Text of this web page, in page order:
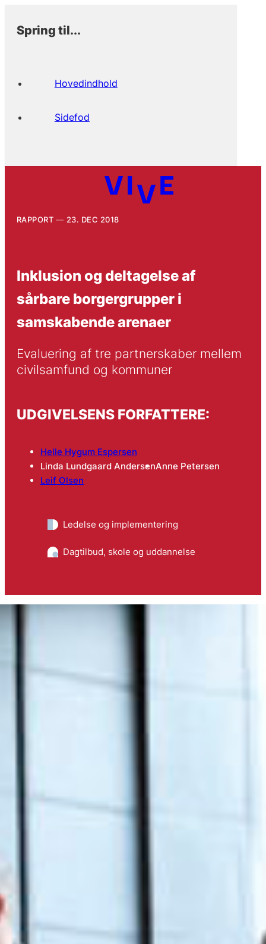
Spring til...
Hovedindhold
Sidefod
RAPPORT 23. DEC 2018
Inklusion og deltagelse af
sårbare borgergrupper i
samskabende arenaer
Evaluering af tre partnerskaber mellem
civilsamfund og kommuner
UDGIVELSENS FORFATTERE:
Helle Hygum Espersen
Linda Lundgaard AndersenAnne Petersen
Leif Olsen
Ledelse og implementering
Dagtilbud, skole og uddannelse